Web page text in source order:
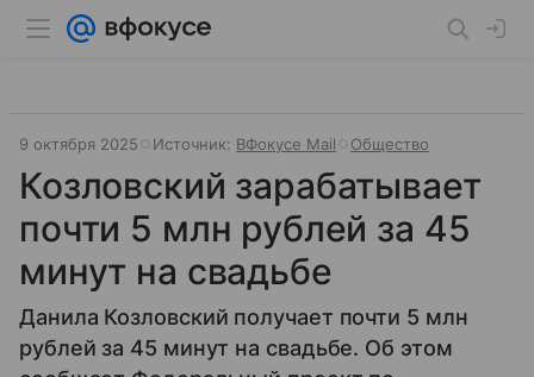
9 октября 2025 Источник: ВФокусе Mail Общество
Козловский зарабатывает
почти 5 млн рублей за 45
минут на свадьбе
Данила Козловский получает почти 5 млн
рублей за 45 минут на свадьбе. Об этом